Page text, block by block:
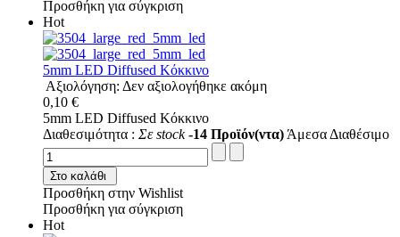
Προσθήκη για σύγκριση
Hot
5mm LED Diffused Κόκκινο
Αξιολόγηση: Δεν αξιολογήθηκε ακόμη
0,10 €
5mm LED Diffused Κόκκινο
Διαθεσιμότητα : Σε stock -14 Προϊόν(ντα) Άμεσα Διαθέσιμο
Στο καλάθι
Προσθήκη στην Wishlist
Προσθήκη για σύγκριση
Hot